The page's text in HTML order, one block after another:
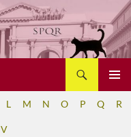
L M N O P Q R
V